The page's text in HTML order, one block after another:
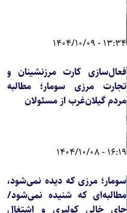
13:34 - 1404/10/09
فعال‌سازی کارت مرزنشینان و
تجارت مرزی سومار؛ مطالبه
مردم گیلان‌غرب از مسئولان
16:19 - 1404/10/08
سومار؛ مرزی که دیده نمی‌شود،
مطالبه‌ای که شنیده نمی‌شود/
جای خالی کولبری و اشتغال